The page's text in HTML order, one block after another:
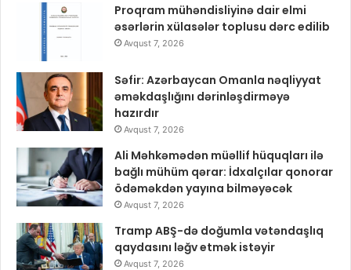
Proqram mühəndisliyinə dair elmi
əsərlərin xülasələr toplusu dərc edilib
Avqust 7, 2026
Səfir: Azərbaycan Omanla nəqliyyat
əməkdaşlığını dərinləşdirməyə
hazırdır
Avqust 7, 2026
Ali Məhkəmədən müəllif hüquqları ilə
bağlı mühüm qərar: İdxalçılar qonorar
ödəməkdən yayına bilməyəcək
Avqust 7, 2026
Tramp ABŞ-də doğumla vətəndaşlıq
qaydasını ləğv etmək istəyir
Avqust 7, 2026